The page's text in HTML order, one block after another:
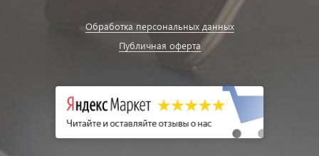
Обработка персональных данных
Публичная оферта